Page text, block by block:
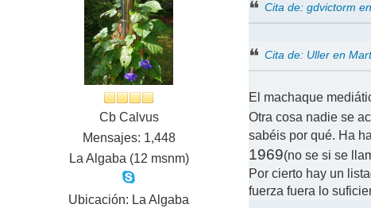
Cb Calvus
Mensajes: 1,448
La Algaba (12 msnm)
Ubicación: La Algaba
Cita de: gdvictorm
Cita de: Uller en
El machaque
Otra cosa nadie se
sabéis por qué. Ha
1969(no se si se
Por cierto hay un
fuerza fuera lo